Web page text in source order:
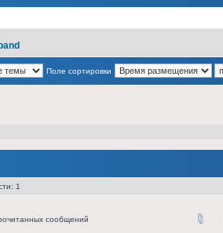
Поле сортировки
1
сообщений